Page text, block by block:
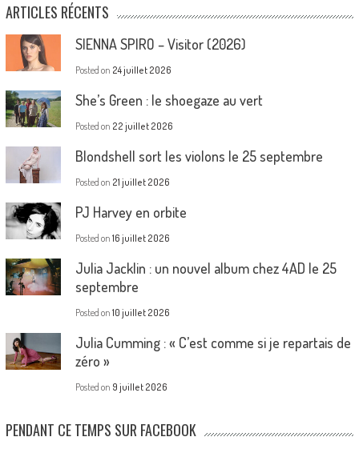
ARTICLES RÉCENTS
SIENNA SPIRO – Visitor (2026)
Posted on 24 juillet 2026
She’s Green : le shoegaze au vert
Posted on 22 juillet 2026
Blondshell sort les violons le 25 septembre
Posted on 21 juillet 2026
PJ Harvey en orbite
Posted on 16 juillet 2026
Julia Jacklin : un nouvel album chez 4AD le 25
septembre
Posted on 10 juillet 2026
Julia Cumming : « C’est comme si je repartais de
zéro »
Posted on 9 juillet 2026
PENDANT CE TEMPS SUR FACEBOOK